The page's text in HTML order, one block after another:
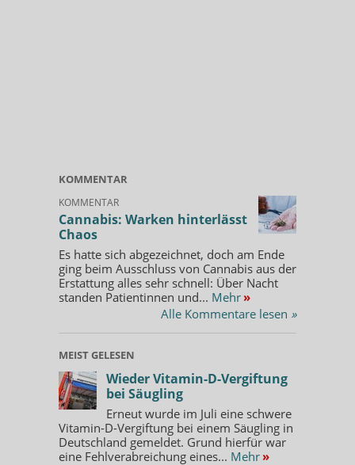
KOMMENTAR
KOMMENTAR
Cannabis: Warken hinterlässt
Chaos
Es hatte sich abgezeichnet, doch am Ende
ging beim Ausschluss von Cannabis aus der
Erstattung alles sehr schnell: Über Nacht
standen Patientinnen und... Mehr »
Alle Kommentare lesen »
MEIST GELESEN
Wieder Vitamin-D-Vergiftung
bei Säugling
Erneut wurde im Juli eine schwere
Vitamin-D-Vergiftung bei einem Säugling in
Deutschland gemeldet. Grund hierfür war
eine Fehlverabreichung eines... Mehr »